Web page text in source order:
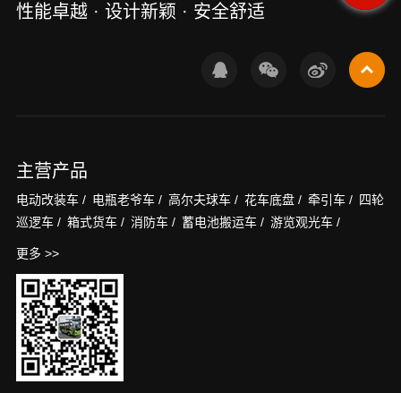
性能卓越 · 设计新颖 · 安全舒适
主营产品
电动改装车 / 电瓶老爷车 / 高尔夫球车 / 花车底盘 / 牵引车 / 四轮
巡逻车 / 箱式货车 / 消防车 / 蓄电池搬运车 / 游览观光车 /
更多 >>